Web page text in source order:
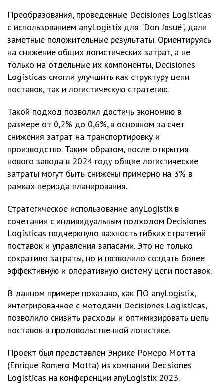
Преобразования, проведенные Decisiones Logísticas
с использованием anyLogistix для "Don Josué", дали
заметные положительные результаты. Ориентируясь
на снижение общих логистических затрат, а не
только на отдельные их компоненты, Decisiones
Logísticas смогли улучшить как структуру цепи
поставок, так и логистическую стратегию.
Такой подход позволил достичь экономию в
размере от 0,2% до 0,6%, в основном за счет
снижения затрат на транспортировку и
производство. Таким образом, после открытия
нового завода в 2024 году общие логистические
затраты могут быть снижены примерно на 3% в
рамках периода планирования.
Стратегическое использование anyLogistix в
сочетании с индивидуальным подходом Decisiones
Logísticas подчеркнуло важность гибких стратегий
поставок и управления запасами. Это не только
сократило затраты, но и позволило создать более
эффективную и оперативную систему цепи поставок.
В данном примере показано, как ПО anyLogistix,
интегрированное с методами Decisiones Logísticas,
позволило снизить расходы и оптимизировать цепь
поставок в продовольственной логистике.
Проект был представлен Энрике Ромеро Мотта
(Enrique Romero Motta) из компании Decisiones
Logísticas на конференции anyLogistix 2023.